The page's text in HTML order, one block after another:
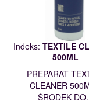
Indeks: TEXTILE
500ML
PREPARAT
CLEANER
ŚRODEK